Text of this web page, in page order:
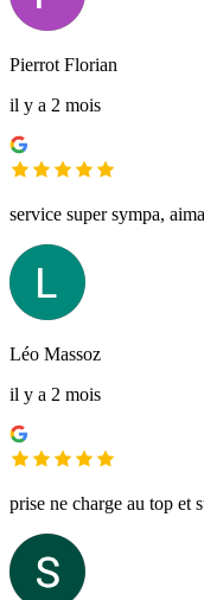
Pierrot Florian
il y a 2 mois
service super sympa,
Léo Massoz
il y a 2 mois
prise ne charge au top et